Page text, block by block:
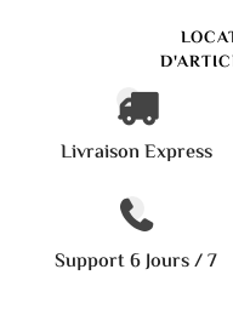
Livraison Express
Support 6 Jours / 7